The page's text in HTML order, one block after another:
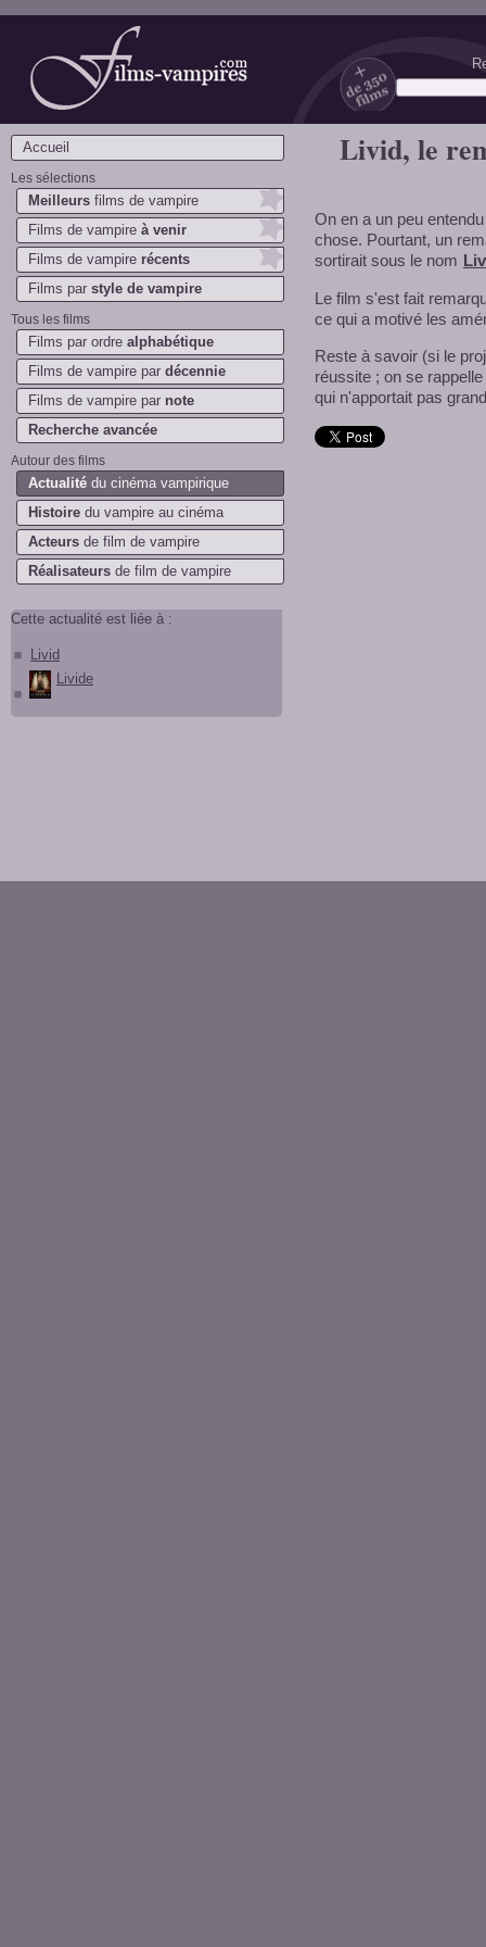
Films-vampires.com
Accueil
Les sélections
Meilleurs films de vampire
Films de vampire à venir
Films de vampire récents
Films par style de vampire
Tous les films
Films par ordre alphabétique
Films de vampire par décennie
Films de vampire par note
Recherche avancée
Autour des films
Actualité du cinéma vampirique
Histoire du vampire au cinéma
Acteurs de film de vampire
Réalisateurs de film de vampire
Cette actualité est liée à :
Livid
Livide
Livid, le
On en a un peu
chose. Pourtant, un
sortirait sous le nom
Le film s'est fait
ce qui a motivé les
Reste à savoir (si le
réussite ; on se
qui n'apportait pas